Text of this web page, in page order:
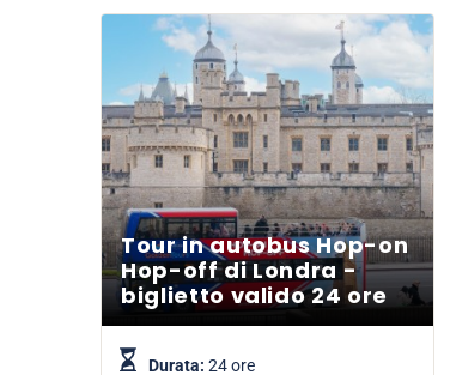
Tour in autobus Hop-on
Hop-off di Londra -
biglietto valido 24 ore
Durata: 24 ore